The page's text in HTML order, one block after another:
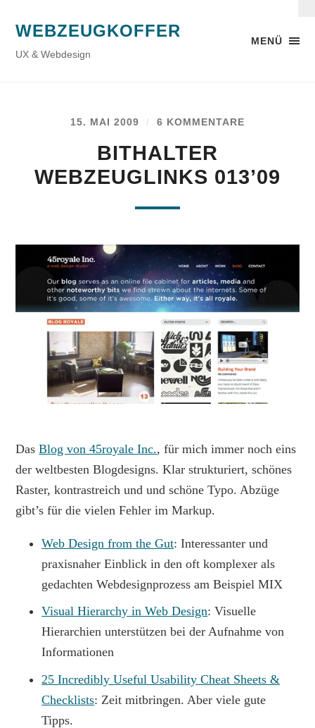
MENÜ
WEBZEUGKOFFER
UX & Webdesign
15. MAI 2009 / 6 KOMMENTARE
BITHALTER
WEBZEUGLINKS 013’09
DasBlog von 45royale Inc., für mich immer noch eins
der weltbesten Blogdesigns. Klar strukturiert, schönes
Raster, kontrastreich und und schöne Typo. Abzüge
gibt’s für die vielen Fehler im Markup.
Web Design from the Gut: Interessanter und
praxisnaher Einblick in den oft komplexer als
gedachten Webdesignprozess am Beispiel MIX
Visual Hierarchy in Web Design: Visuelle
Hierarchien unterstützen bei der Aufnahme von
Informationen
25 Incredibly Useful Usability Cheat Sheets &
Checklists: Zeit mitbringen. Aber viele gute
Tipps.